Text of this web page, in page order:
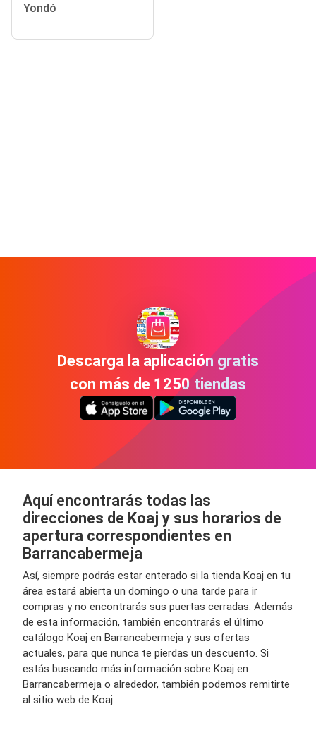
Yondó
Descarga la aplicación gratis
con más de 1250 tiendas
Aquí encontrarás todas las
direcciones de Koaj y sus horarios de
apertura correspondientes en
Barrancabermeja
Así, siempre podrás estar enterado si la tienda Koaj en tu
área estará abierta un domingo o una tarde para ir
compras y no encontrarás sus puertas cerradas. Además
de esta información, también encontrarás el último
catálogo Koaj en Barrancabermeja y sus ofertas
actuales, para que nunca te pierdas un descuento. Si
estás buscando más información sobre Koaj en
Barrancabermeja o alrededor, también podemos remitirte
al sitio web de Koaj.